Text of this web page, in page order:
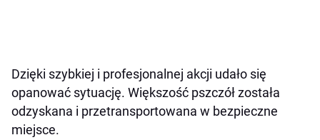
Dzięki szybkiej i profesjonalnej akcji udało się
opanować sytuację. Większość pszczół została
odzyskana i przetransportowana w bezpieczne
miejsce.